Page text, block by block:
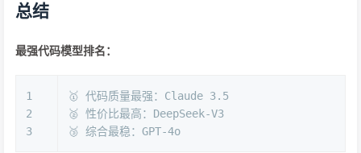
总结
最强代码模型排名：
1
2
3
🥇 代码质量最强：Claude 3.5
🥈 性价比最高：DeepSeek-V3
🥉 综合最稳：GPT-4o